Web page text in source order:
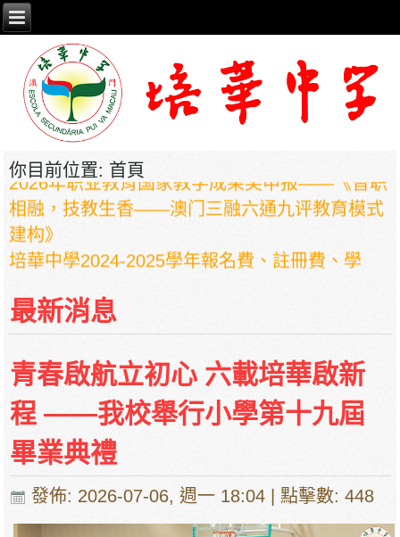
你目前位置: 首頁
2026年职业教育国家教学成果奖申报——《普职
相融，技教生香——澳门三融六通九评教育模式
建构》
培華中學2024-2025學年報名費、註冊費、學
項目
培華中學收費項目一覽表
最新消息
青春啟航立初心 六載培華啟新
程 ——我校舉行小學第十九屆
畢業典禮
發佈: 2026-07-06, 週一 18:04 | 點擊數: 448